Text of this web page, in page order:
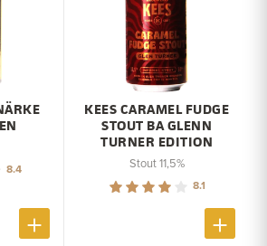
8.4
KEES CARAMEL FUDGE
STOUT BA GLENN
TURNER EDITION
Stout 11,5%
8.1